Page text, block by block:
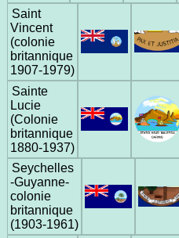
Saint
Vincent
(colonie
britannique
1907‑1979)
Sainte
Lucie
(Colonie
britannique
1880‑1937)
Seychelles
-Guyanne-
colonie
britannique
(1903‑1961)